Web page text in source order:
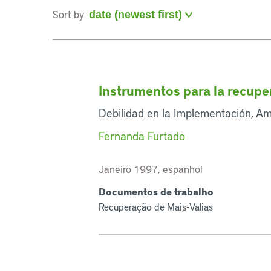
Sort by
Instrumentos para la
Debilidad en la Implementación,
Fernanda Furtado
Janeiro 1997, espanhol
Documentos de trabalho
Recuperação de Mais-Valias